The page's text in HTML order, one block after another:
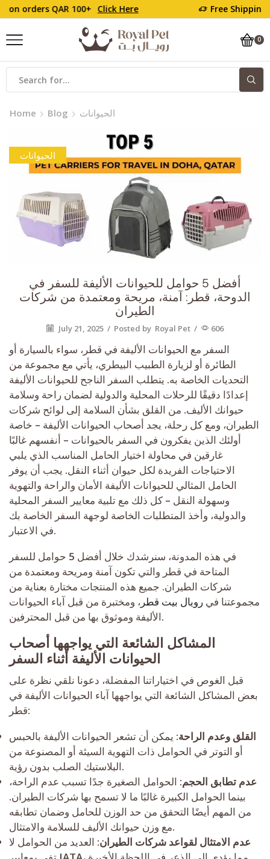
Free Shipping on orders QAR 100+ Click Here
0
Home Blog الحيوانات
الحيوانات
أفضل 5 حوامل للحيوانات الأليفة للسفر في
الدوحة، قطر: آمنة، مريحة ومعتمدة من شركات
الطيران
July 21, 2025 / Posted by Royal Pet / 606
السفر مع الحيوانات الأليفة في قطر، سواء بالسيارة أو
الطائرة أو لزيارة الطبيب البيطري، يأتي مع مجموعة من
التحديات الخاصة به. يتطلب السفر الناجح للحيوانات الأليفة
إعدادًا دقيقًا للرحلات المحلية والدولية لضمان راحة وسلامة
حيوانك الأليف. من القلق بشأن السلامة إلى لوائح شركات
الطيران، ومع كل رحلة، يجد أصحاب الحيوانات الأليفة – خاصة
أولئك الذين يفكرون في السفر بالحيوانات – أنفسهم غالبًا
غارقين في محاولة اختيار الحامل المناسب الذي يلبي
الاحتياجات الفريدة لكل حيوان أثناء النقل. يجب أن يوفر
الحامل المثالي للحيوانات الأليفة الأمان والراحة والتهوية
وسهولة النقل – كل ذلك مع تلبية معايير السفر المحلية
والدولية، وأخذ المتطلبات الخاصة لوجهة السفر الخاصة بك
في الاعتبار.
في هذه المدونة، سنرشدك خلال أفضل 5 حوامل للسفر
المتاحة في قطر والتي تكون آمنة ومريحة ومعتمدة من
شركات الطيران. جميع هذه المنتجات مختارة بعناية من
مجموعتنا في رويال بيت قطر ، ومختبرة من قبل آباء الحيوانات
الأليفة وموثوق بها من قبل المحترفين.
المشاكل الشائعة التي يواجهها أصحاب
الحيوانات الأليفة أثناء السفر
قبل الغوص في اختياراتنا المفضلة، دعونا نلقي نظرة على
بعض المشاكل الشائعة التي يواجهها آباء الحيوانات الأليفة في
قطر:
القلق وعدم الراحة: يمكن أن تشعر الحيوانات الأليفة بالحبس
أو التوتر في الحوامل ذات التهوية السيئة أو المصنوعة من
البلاستيك الصلب بدون رؤية.
عدم تطابق الحجم: الحوامل الصغيرة جدًا تسبب عدم الراحة،
بينما الحوامل الكبيرة غالبًا ما لا تسمح بها شركات الطيران.
من المهم أيضًا التحقق من حد الوزن للحامل وضمان تطابقه
مع وزن حيوانك الأليف للسلامة والامتثال.
عدم الامتثال لقواعد شركات الطيران: العديد من الحوامل لا